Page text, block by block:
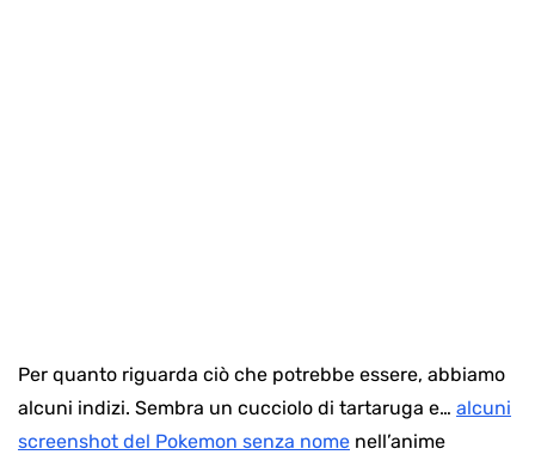
Per quanto riguarda ciò che potrebbe essere, abbiamo
alcuni indizi. Sembra un cucciolo di tartaruga e… alcuni
screenshot del Pokemon senza nome nell’anime